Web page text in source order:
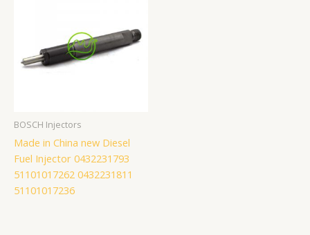
BOSCH Injectors
Made in China new Diesel
Fuel Injector 0432231793
51101017262 0432231811
51101017236